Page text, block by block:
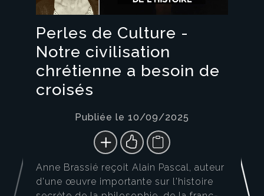
Video
Perles de Culture -
Notre civilisation
chrétienne a besoin de
croisés
Publiée le 10/09/2025
Anne Brassié reçoit Alain Pascal, auteur
d'une œuvre importante sur l'histoire